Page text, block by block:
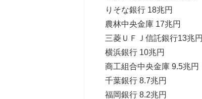
りそな銀行 18兆円
農林中央金庫 17兆円
三菱ＵＦＪ信託銀行13兆円
横浜銀行 10兆円
商工組合中央金庫 9.5兆円
千葉銀行 8.7兆円
福岡銀行 8.2兆円